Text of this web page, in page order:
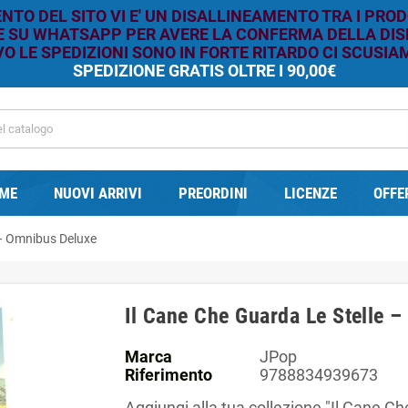
DEL SITO VI E' UN DISALLINEAMENTO TRA I
SU WHATSAPP PER AVERE LA CONFERMA DELLA
LE SPEDIZIONI SONO IN FORTE RITARDO CI
SPEDIZIONE GRATIS OLTRE I 90,00€
NUOVI ARRIVI PREORDINI LICENZE
Omnibus Deluxe
Il Cane Che Guarda Le Stelle
Marca
JPop
Riferimento
9788834939673